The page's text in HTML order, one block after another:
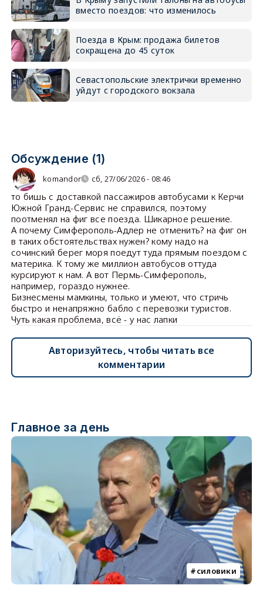
вместо поездов: что изменилось
Поезда в Крым: продажа билетов
сокращена до 45 суток
Севастопольские электрички временно
уйдут с городского вокзала
Обсуждение (1)
komandor сб, 27/06/2026 - 08:46
то бишь с доставкой пассажиров автобусами к Керчи
Южной Гранд-Сервис не справился, поэтому
поотменял на фиг все поезда. Шикарное решение.
А почему Симферополь-Адлер не отменить? на фиг он
в таких обстоятельствах нужен? кому надо на
сочинский берег моря поедут туда прямым поездом с
материка. К тому же миллион автобусов оттуда
курсируют к нам. А вот Пермь-Симферополь,
например, гораздо нужнее.
Бизнесмены мамкины, только и умеют, что стричь
быстро и ненапряжно бабло с перевозки туристов.
Чуть какая проблема, всё - у нас лапки
Авторизуйтесь, чтобы читать все
комментарии
Главное за день
силовики